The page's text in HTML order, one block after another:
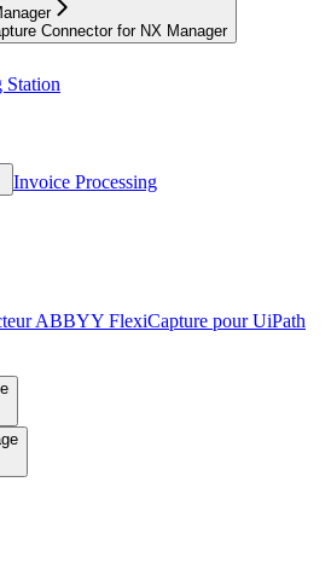
Connector for NX Manager
Station
Invoice Processing
ABBYY FlexiCapture pour UiPath